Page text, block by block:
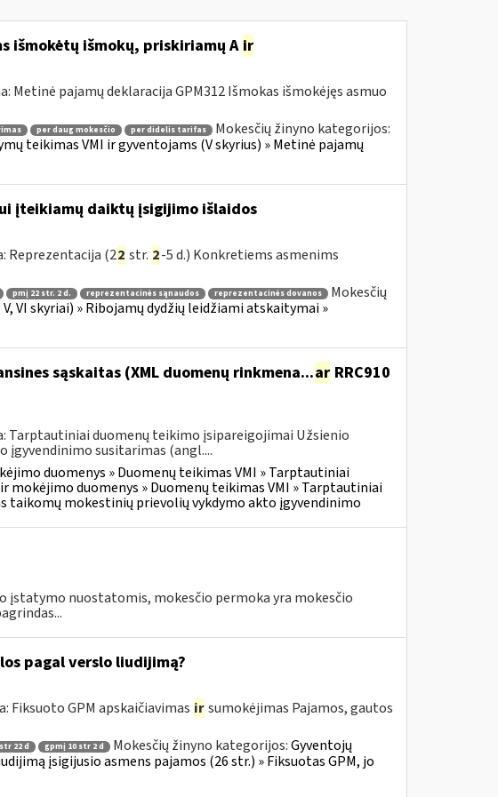
išmokėtų išmokų, priskiriamų Air
Metinė pajamų deklaracija GPM312 Išmokas išmokėjęs asmuo
per daug mokesčio per didelis tarifas
Mokesčių žinyno kategorijos:
teikimas VMI ir gyventojams (V skyrius) » Metinė pajamų
įteikiamų daiktų įsigijimo išlaidos
Reprezentacija (22 str. 2-5 d.) Konkretiems asmenims
pmį 22 str. 2 d. reprezentacinės sąnaudos reprezentacinės dovanos
Mokesčių
VI skyriai) » Ribojamų dydžių leidžiami atskaitymai »
sąskaitas (XML duomenų rinkmena...arRRC910
Tarptautiniai duomenų teikimo įsipareigojimai Užsienio
susitarimas (angl....
duomenys » Duomenų teikimas VMI » Tarptautiniai
mokėjimo duomenys » Duomenų teikimas VMI » Tarptautiniai
taikomų mokestinių prievolių vykdymo akto įgyvendinimo
įstatymo nuostatomis, mokesčio permoka yra mokesčio
pagal verslo liudijimą?
Fiksuoto GPM apskaičiavimas ir sumokėjimas Pajamos, gautos
22 d gpmį 10 str 2 d Mokesčių žinyno kategorijos:Gyventojų
įsigijusio asmens pajamos (26 str.) » Fiksuotas GPM, jo